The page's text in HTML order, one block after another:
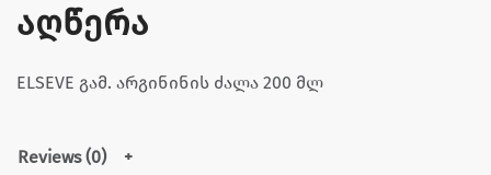
აღწერა
ELSEVE გამ. არგინინის ძალა 200 მლ
Reviews (0)